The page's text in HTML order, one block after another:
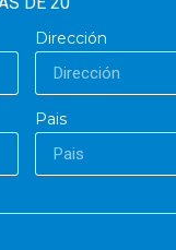
Dirección
Pais